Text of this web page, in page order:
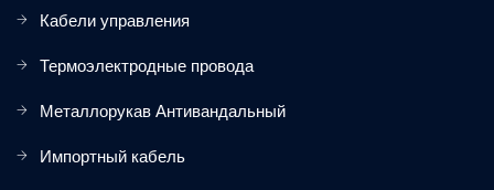
Кабели управления
Термоэлектродные провода
Металлорукав Антивандальный
Импортный кабель